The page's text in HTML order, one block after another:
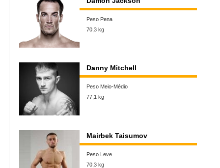
Peso Pena
70,3 kg
Danny Mitchell
Peso Meio-Médio
77,1 kg
Mairbek Taisumov
Peso Leve
70,3 kg